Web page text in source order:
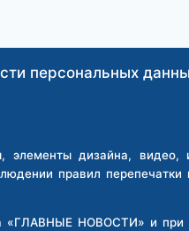
персональных
дизайна, видео,
правил
«ГЛАВНЫЕ НОВОСТИ» и при